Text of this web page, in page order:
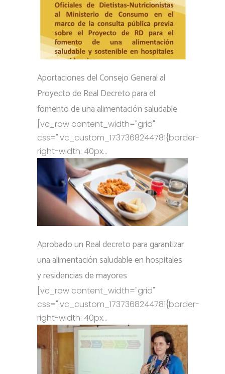
Aportaciones del Consejo General al
Proyecto de Real Decreto para el
fomento de una alimentación saludable
[vc_row content_width="grid"
css=".vc_custom_1737368244781{border-
right-width: 40px...
Aprobado un Real decreto para garantizar
una alimentación saludable en hospitales
y residencias de mayores
[vc_row content_width="grid"
css=".vc_custom_1737368244781{border-
right-width: 40px...